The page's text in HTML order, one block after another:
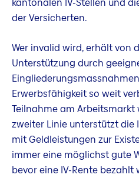
der Versicherten.
Wer invalid wird, erhält von
Unterstützung durch
Erwerbsfähigkeit so weit
Teilnahme am
zweiter Linie unterstützt die
mit Geldleistungen zur
immer eine möglichst gute
bevor eine IV-Rente